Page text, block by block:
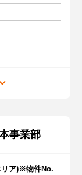
事業部
リア)※物件No.